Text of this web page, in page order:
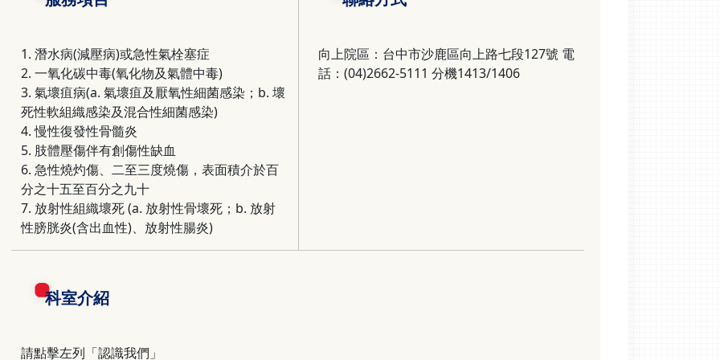
1. 潛水病(減壓病)或急性氣栓塞症
2. 一氧化碳中毒(氧化物及氣體中毒)
3. 氣壞疽病(a. 氣壞疽及厭氧性細菌感染；b. 壞
死性軟組織感染及混合性細菌感染)
4. 慢性復發性骨髓炎
5. 肢體壓傷伴有創傷性缺血
6. 急性燒灼傷、二至三度燒傷，表面積介於百
分之十五至百分之九十
7. 放射性組織壞死 (a. 放射性骨壞死；b. 放射
性膀胱炎(含出血性)、放射性腸炎)
向上院區：台中市沙鹿區向上路七段127號 電
話：(04)2662-5111 分機1413/1406
科室介紹
請點擊左列「認識我們」